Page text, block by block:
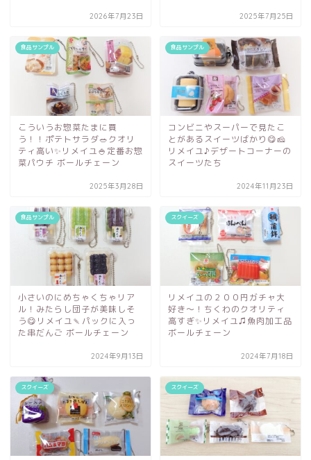
2026年7月23日 2025年7月25日
食品サンプル
こういうお惣菜たまに買
う！！ポテトサラダ🥗クオリ
ティ高い✨リメイユ🍚定番お惣
菜パウチ ボールチェーン
2025年3月28日
食品サンプル
コンビニやスーパーで見たこ
とがあるスイーツばかり😋🧀
リメイユ♪デザートコーナーの
スイーツたち
2024年11月23日
食品サンプル
小さいのにめちゃくちゃリア
ル！みたらし団子が美味しそ
う😋リメイユ🍡パックに入っ
た串だんご ボールチェーン
2024年9月13日
スクイーズ
リメイユの２００円ガチャ大
好き～！ちくわのクオリティ
高すぎ✨リメイユ♫魚肉加工品
ボールチェーン
2024年7月18日
スクイーズ スクイーズ